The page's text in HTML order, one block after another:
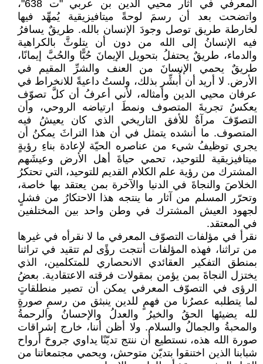
المعرفي في آثار محيي الدين بن عربي "ت 638"،
واتضحت بعد أن رسمَ لوحةً ميتافيزيقية يُمهِّد فيها
لخارطة طريق توصل وجودَ الإنسان بالله. طريقٌ يسافرُ
فيه الإنسانُ إلى الله من دون أن يتلوثَّ بالكراهية
والدماء، طريقٌ يحتفلُ بتحويل الإيمانَ حُبًّا والحُبَّ إيمانًا،
طريقٌ يحمي الإنسانَ من العنف والشرِّ المقيم في
الأرض. لا أريد أن أُبشِّر بذلك، ولستُ داعيةً للانخراط في
عرفان محيي الدين وأمثاله، لأني أعرفُ أن كلَّ تصوّف
يعكسُ تجريةَ المتصوف ونمطَ ارتياضه الروحي، وأن
التصوّفَ مرآةٌ للأفق التاريخي الذي كان يعيشُ فيه
المتصوف. ما أنشده يتمثل في أن هذا التراثَ يمكنُ أن
يجري توظيفُ شيء من عناصره الحيّة لإعادة بناءِ رؤيةٍ
ميتافيزيقية للتوحيد، تحمي حياةَ أهل الأرض وعيشَهم
المشترك من رؤية علم الكلام القديم للتوحيد، التي تحتكرُ
الخلاصَ والنجاةَ في الدنيا والآخرة بمن يعتقد بها خاصة،
وتحرّر المسلم من آثار ما ينتجه هذا الاحتكارُ من فشلٍ
لجهود العيش المشترك في وطن واحد بين المختلفين
في المعتقد.
نقرأ في مؤلفات التصوّف المعرفي ما لا نقرأه في غيرها
من تراثنا، فهذه المؤلفات أنتجت رؤًى لم تتقيد في تراثنا
بمنطق التفكير العقائدي الانحصاري للمتكلمين، الذي
يختزل النجاةَ بمن يؤمن بمقولات فرقته الاعتقادية. بعضُ
الرؤى في التصوّف المعرفي يمكن أن تصير منطلقاتٍ
لما يتطلبه عصرُنا من فهمٍ للدين ينبثق من رسمِ صورةٍ
لله يضيئها الحقُ والخيرُ والعدلُ والإحسانُ والرحمةُ
والمحبةُ والجمالُ والسلام. ولا أظن أننا، خارج إشراقات
صورة الله هذه، نستطيع أن ننتج تديّنًا يداوي جروحَ أرواح
شبابنا الذين اختنقوا بتديّن متوحش، ويحمي مجتمعاتنا من